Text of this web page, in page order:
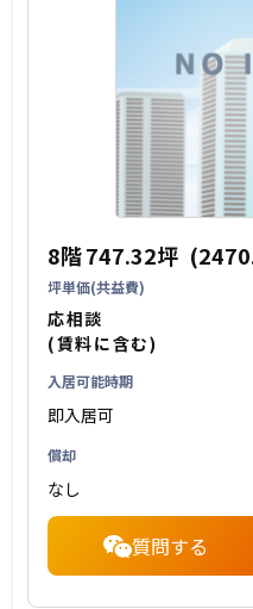
8階747.32坪
坪単価(共益費)
応相談
(賃料に含む)
入居可能時期
即入居可
償却
なし
質問する